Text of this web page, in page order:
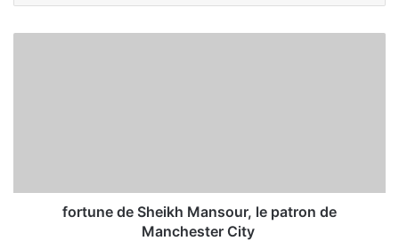
fortune de Sheikh Mansour, le patron de
Manchester City